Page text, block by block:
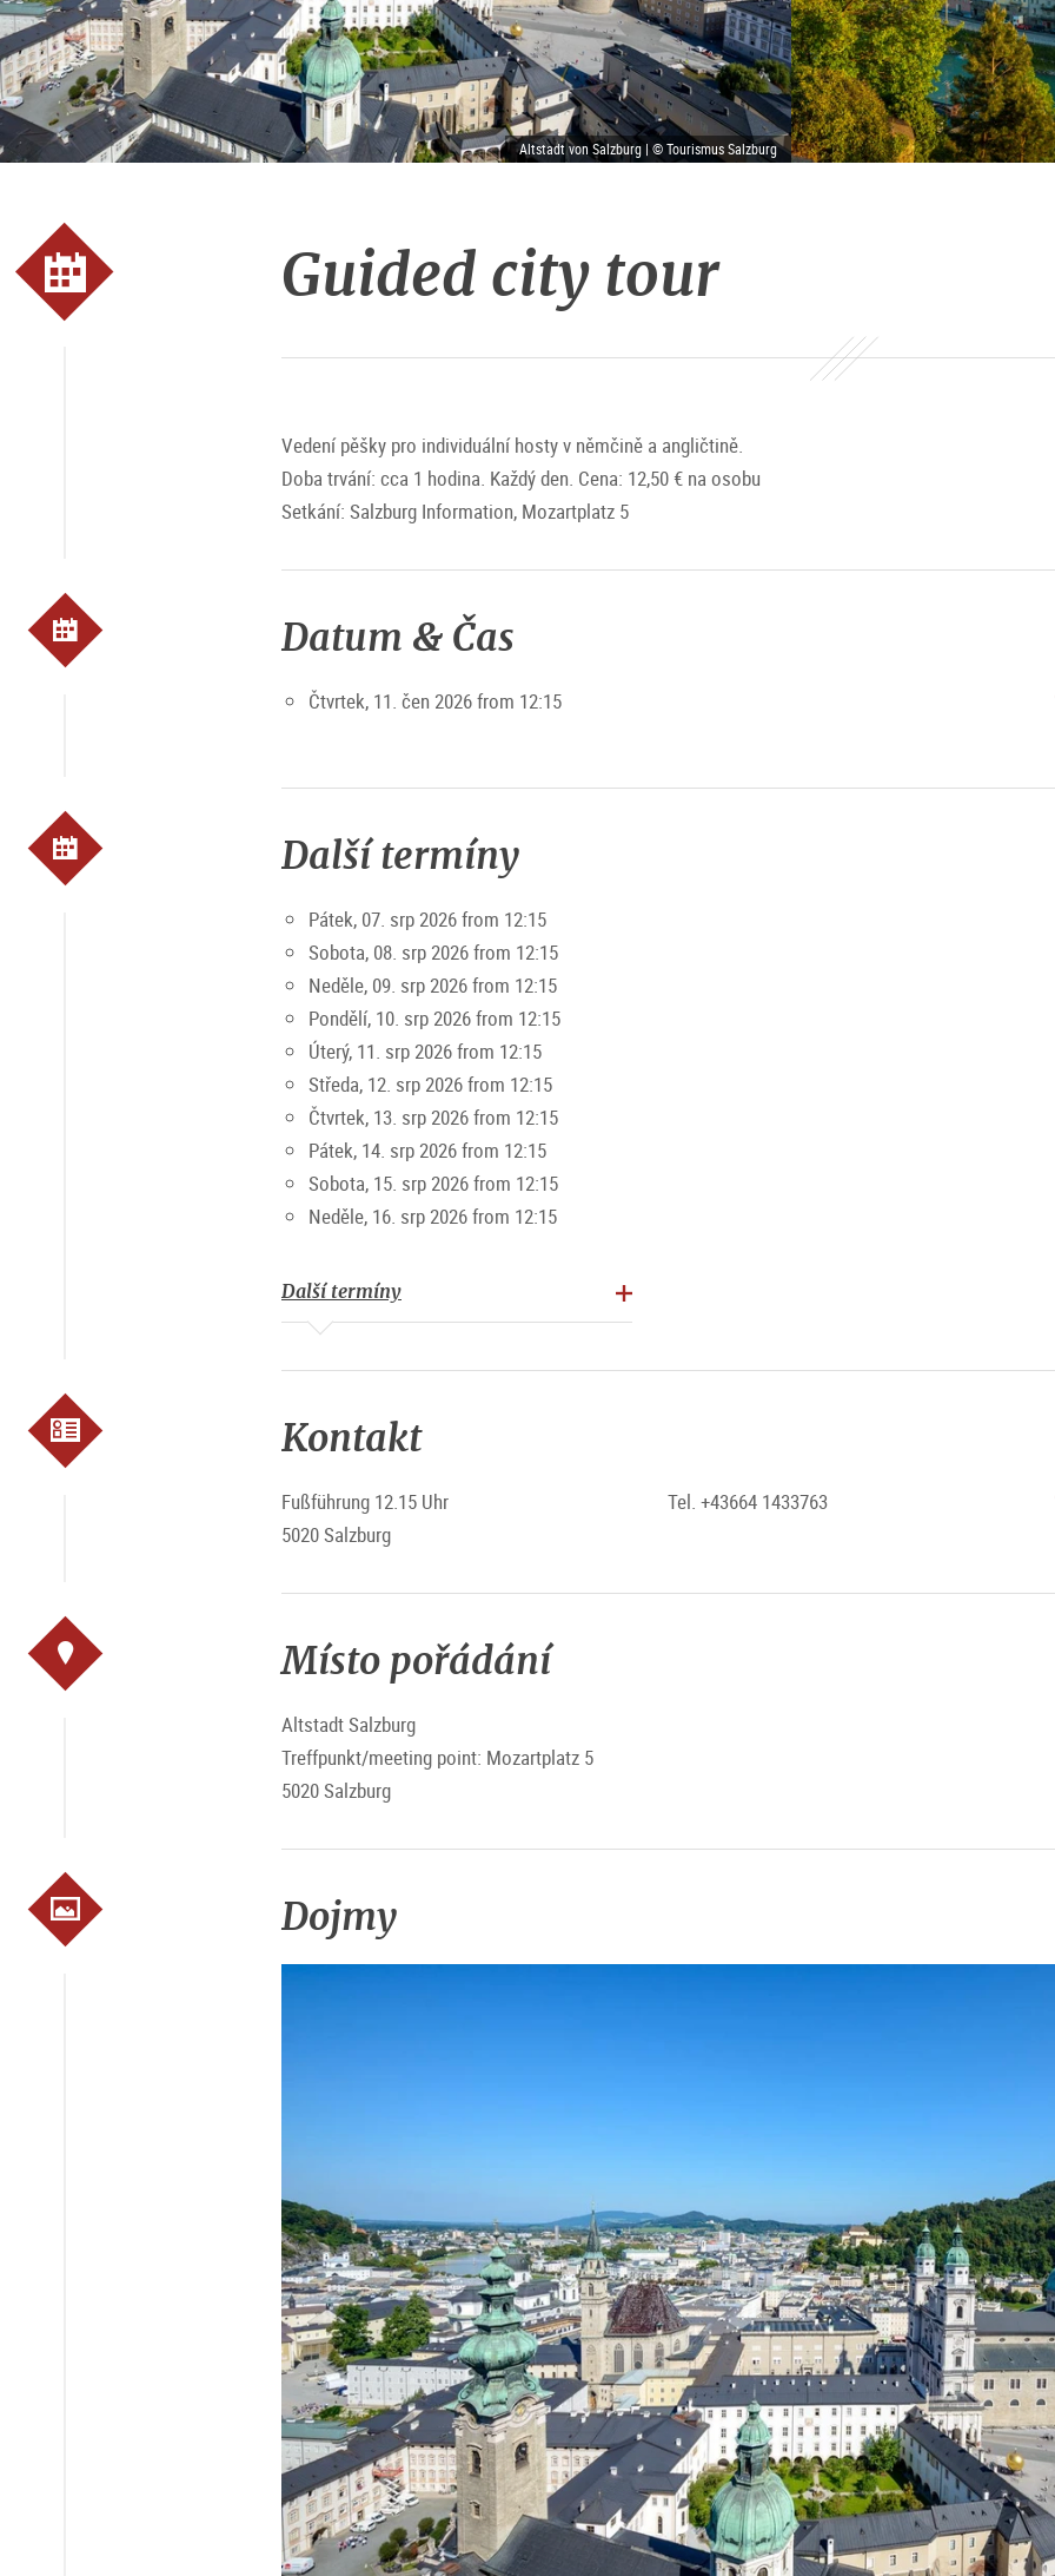
Altstadt von Salzburg | © Tourismus Salzburg
Guided city tour
Vedení pěšky pro individuální hosty v němčině a angličtině.
Doba trvání: cca 1 hodina. Každý den. Cena: 12,50 € na osobu
Setkání: Salzburg Information, Mozartplatz 5
Datum & Čas
Čtvrtek, 11. čen 2026 from 12:15
Další termíny
Pátek, 07. srp 2026 from 12:15
Sobota, 08. srp 2026 from 12:15
Neděle, 09. srp 2026 from 12:15
Pondělí, 10. srp 2026 from 12:15
Úterý, 11. srp 2026 from 12:15
Středa, 12. srp 2026 from 12:15
Čtvrtek, 13. srp 2026 from 12:15
Pátek, 14. srp 2026 from 12:15
Sobota, 15. srp 2026 from 12:15
Neděle, 16. srp 2026 from 12:15
Další termíny
Kontakt
Fußführung 12.15 Uhr
5020 Salzburg
Tel. +43664 1433763
Místo pořádání
Altstadt Salzburg
Treffpunkt/meeting point: Mozartplatz 5
5020 Salzburg
Dojmy